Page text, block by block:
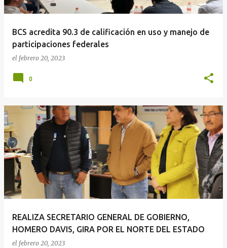
BCS acredita 90.3 de calificación en uso y manejo de
participaciones federales
el febrero 20, 2023
0
REALIZA SECRETARIO GENERAL DE GOBIERNO,
HOMERO DAVIS, GIRA POR EL NORTE DEL ESTADO
el febrero 20, 2023